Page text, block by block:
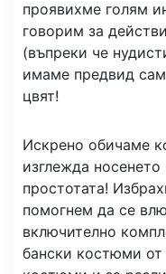
проявихме голям
говорим за
(въпреки че
имаме предвид
цвят!
Искрено обичаме
изглежда
простотата!
помогнем да се
включително
бански костюми